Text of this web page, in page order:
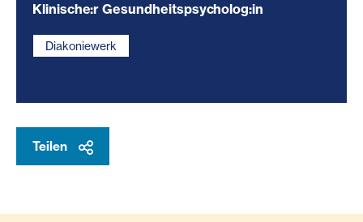
Klinische:r Gesundheitspsycholog:in
Diakoniewerk
Teilen